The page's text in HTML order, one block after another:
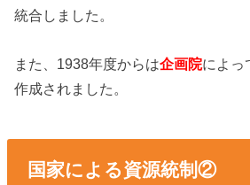
統合しました。
また、1938年度からは企画院によっ
作成されました。
国家による資源統制②